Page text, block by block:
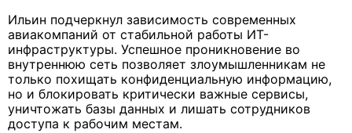
Ильин подчеркнул зависимость современных
авиакомпаний от стабильной работы ИТ-
инфраструктуры. Успешное проникновение во
внутреннюю сеть позволяет злоумышленникам не
только похищать конфиденциальную информацию,
но и блокировать критически важные сервисы,
уничтожать базы данных и лишать сотрудников
доступа к рабочим местам.